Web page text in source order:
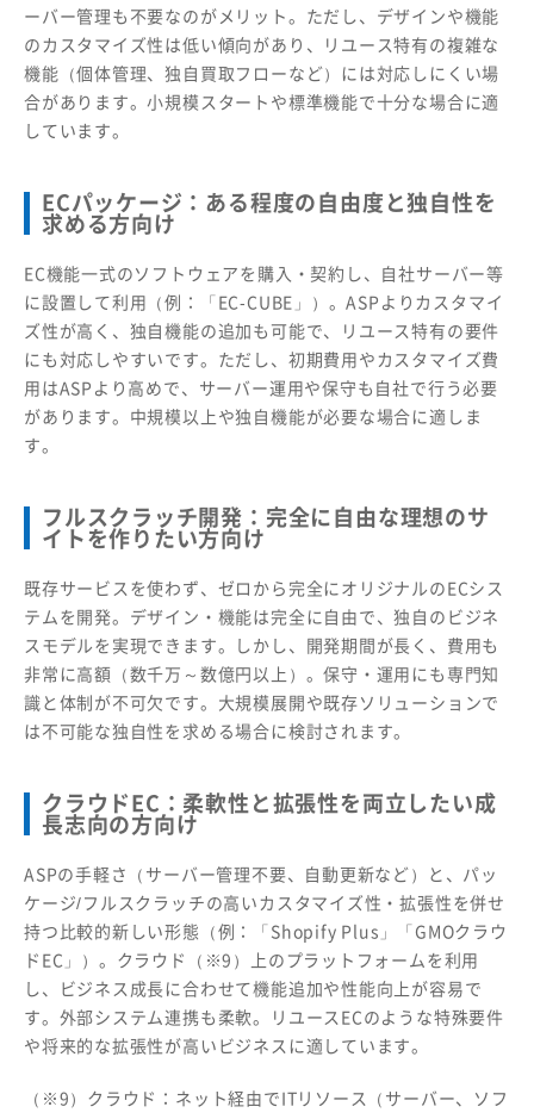
ーバー管理も不要なのがメリット。ただし、デザインや機能
のカスタマイズ性は低い傾向があり、リユース特有の複雑な
機能（個体管理、独自買取フローなど）には対応しにくい場
合があります。小規模スタートや標準機能で十分な場合に適
しています。
ECパッケージ：ある程度の自由度と独自性を
求める方向け
EC機能一式のソフトウェアを購入・契約し、自社サーバー等
に設置して利用（例：「EC-CUBE」）。ASPよりカスタマイ
ズ性が高く、独自機能の追加も可能で、リユース特有の要件
にも対応しやすいです。ただし、初期費用やカスタマイズ費
用はASPより高めで、サーバー運用や保守も自社で行う必要
があります。中規模以上や独自機能が必要な場合に適しま
す。
フルスクラッチ開発：完全に自由な理想のサ
イトを作りたい方向け
既存サービスを使わず、ゼロから完全にオリジナルのECシス
テムを開発。デザイン・機能は完全に自由で、独自のビジネ
スモデルを実現できます。しかし、開発期間が長く、費用も
非常に高額（数千万～数億円以上）。保守・運用にも専門知
識と体制が不可欠です。大規模展開や既存ソリューションで
は不可能な独自性を求める場合に検討されます。
クラウドEC：柔軟性と拡張性を両立したい成
長志向の方向け
ASPの手軽さ（サーバー管理不要、自動更新など）と、パッ
ケージ/フルスクラッチの高いカスタマイズ性・拡張性を併せ
持つ比較的新しい形態（例：「Shopify Plus」「GMOクラウ
ドEC」）。クラウド（※9）上のプラットフォームを利用
し、ビジネス成長に合わせて機能追加や性能向上が容易で
す。外部システム連携も柔軟。リユースECのような特殊要件
や将来的な拡張性が高いビジネスに適しています。
（※9）クラウド：ネット経由でITリソース（サーバー、ソフ